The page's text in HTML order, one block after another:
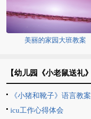
美丽的家园大班教案
【幼儿园《小老鼠送礼
《小猪和靴子》语言教案
icu工作心得体会